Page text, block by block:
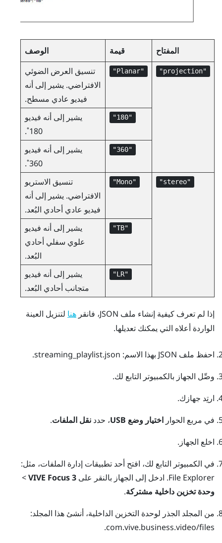
المفتاح قيمة الوصف
"‍projection"‍
"‍Planar"‍
تنسيق العرض الضوئي
الافتراضي. يشير إلى أنه
فيديو عادي مسطح.
"‍180"‍
يشير إلى أنه فيديو
180˚.
"‍360"‍
يشير إلى أنه فيديو
360˚.
"‍stereo"‍
"‍Mono"‍
تنسيق الاستريو
الافتراضي. يشير إلى أنه
فيديو عادي أحادي البُعد.
"‍TB"‍
يشير إلى أنه فيديو
علوي سفلي أحادي
البُعد.
"‍LR"‍
يشير إلى أنه فيديو
متجانب أحادي البُعد.
إذا لم تعرف كيفية إنشاء ملف JSON، فانقر هنا لتنزيل العينة
الواردة أعلاه التي يمكنك تعديلها.
احفظ ملف JSON بهذا الاسم: streaming_playlist.json
.
وصِّل الجهاز بالكمبيوتر التابع لك.
ارتِد جهازك.
في مربع الحوار اختيار وضع USB ، حدد نقل الملفات.
اخلع الجهاز.
في الكمبيوتر التابع لك، افتح أحد تطبيقات إدارة الملفات، مثل:
File Explorer. ادخل إلى الجهاز بالنقر على VIVE Focus 3
>
وحدة تخزين داخلية مشتركة.
من المجلد الجذر لوحدة التخزين الداخلية، أنشئ هذا المجلد:
com.vive.business.video/files
.